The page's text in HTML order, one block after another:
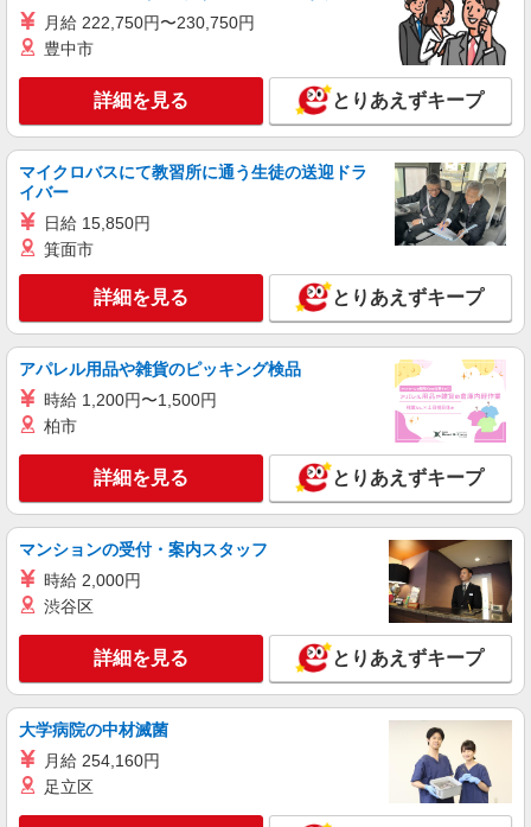
詳細を見る
株式会社kotrio /●UT-H-1733241
＜大田原市＞障がい者デイサービスSTAFF＊
時給1500円〜2125円 ＜日払い有/週払い有/交
キープ 詳細を見る
派遣社員
株式会社kotrio /●UT-H-1977803
大田原市≫日払いですぐゲッツ！グルホで家
時給1500円〜2125円 ＜日払い有/週払い有/交
通費全支給(ガソリン代含む)＞
大田原市
キープ 詳細を見る
派遣社員
株式会社kotrio /●UT-H-2051178
タイパ最強！希望の働き方が叶う有料住宅のス
タッフ★＠大田原市
時給1500円〜2125円 ＜日払い有/週払い有/交
月給 222,750円〜230,750円
豊中市
詳細を見る とりあえずキープ
マイクロバスにて教習所に通う生徒の送迎ドラ
イバー
日給 15,850円
箕面市
詳細を見る とりあえずキープ
アパレル用品や雑貨のピッキング検品
時給 1,200円〜1,500円
柏市
詳細を見る とりあえずキープ
マンションの受付・案内スタッフ
時給 2,000円
渋谷区
詳細を見る とりあえずキープ
大学病院の中材滅菌
月給 254,160円
足立区